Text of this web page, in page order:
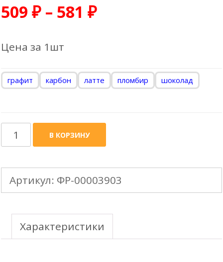
509 ₽ – 581 ₽
Цена за 1шт
графит карбон латте пломбир шоколад
Количество
товара
DOCKE
LUX
Кронштейн
желоба
В КОРЗИНУ
Артикул: ФР-00003903
Характеристики